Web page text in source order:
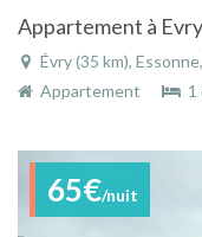
Appartement à
Évry (35 km),
Appartement
1
65€/nuit